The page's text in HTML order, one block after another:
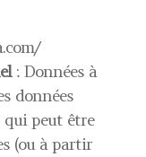
: Données à
données
peut être
(ou à partir